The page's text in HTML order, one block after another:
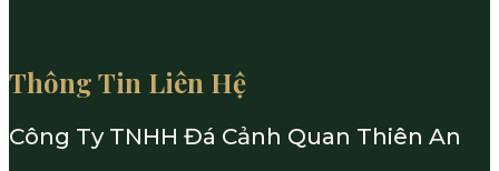
Thông Tin Liên Hệ
Công Ty TNHH Đá Cảnh Quan Thiên An